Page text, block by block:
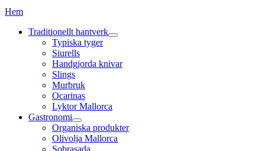
Hem
Traditionellt hantverk
Typiska tyger
Siurells
Handgjorda knivar
Slings
Murbruk
Ocarinas
Lyktor Mallorca
Gastronomi
Organiska produkter
Olivolja Mallorca
Sobrasada